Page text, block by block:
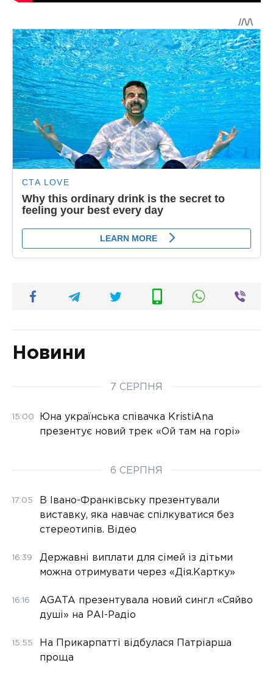
Новини
7 СЕРПНЯ
15:00
Юна українська співачка KristiAna
презентує новий трек «Ой там на горі»
6 СЕРПНЯ
17:05
В Івано-Франківську презентували
виставку, яка навчає спілкуватися без
стереотипів. Відео
16:39
Державні виплати для сімей із дітьми
можна отримувати через «Дія.Картку»
16:16
AGATA презентувала новий сингл «Сяйво
душі» на РАІ-Радіо
15:55
На Прикарпатті відбулася Патріарша
проща